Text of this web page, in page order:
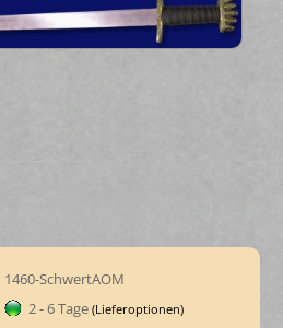
1460-SchwertAOM
2 - 6 Tage (Lieferoptionen)